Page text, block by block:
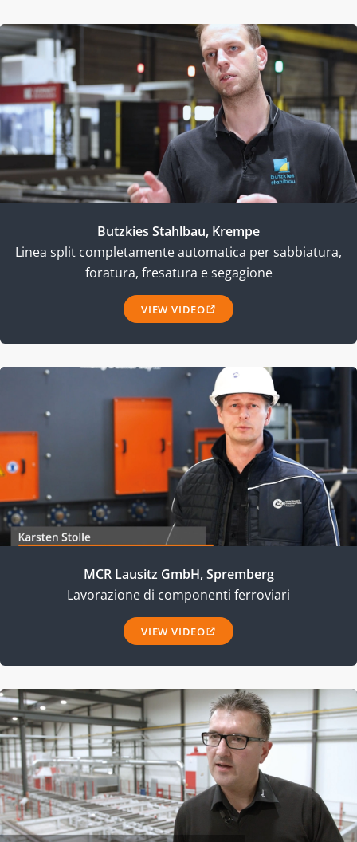
Butzkies Stahlbau, Krempe
Linea split completamente automatica per sabbiatura,
foratura, fresatura e segagione
VIEW VIDEO
MCR Lausitz GmbH, Spremberg
Lavorazione di componenti ferroviari
VIEW VIDEO